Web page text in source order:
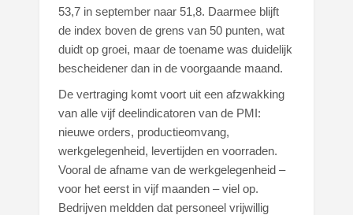
53,7 in september naar 51,8. Daarmee blijft
de index boven de grens van 50 punten, wat
duidt op groei, maar de toename was duidelijk
bescheidener dan in de voorgaande maand.
De vertraging komt voort uit een afzwakking
van alle vijf deelindicatoren van de PMI:
nieuwe orders, productieomvang,
werkgelegenheid, levertijden en voorraden.
Vooral de afname van de werkgelegenheid –
voor het eerst in vijf maanden – viel op.
Bedrijven meldden dat personeel vrijwillig